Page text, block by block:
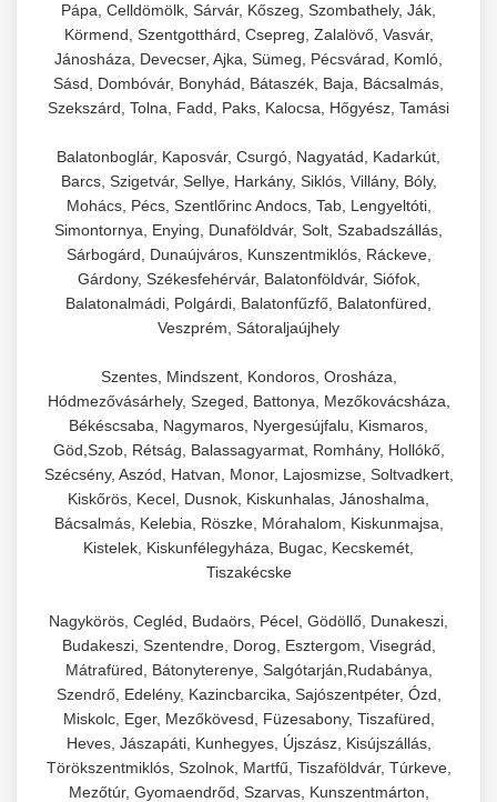
Pápa, Celldömölk, Sárvár, Kőszeg, Szombathely, Ják,
Körmend, Szentgotthárd, Csepreg, Zalalövő, Vasvár,
Jánosháza, Devecser, Ajka, Sümeg, Pécsvárad, Komló,
Sásd, Dombóvár, Bonyhád, Bátaszék, Baja, Bácsalmás,
Szekszárd, Tolna, Fadd, Paks, Kalocsa, Hőgyész, Tamási
Balatonboglár, Kaposvár, Csurgó, Nagyatád, Kadarkút,
Barcs, Szigetvár, Sellye, Harkány, Siklós, Villány, Bóly,
Mohács, Pécs, Szentlőrinc Andocs, Tab, Lengyeltóti,
Simontornya, Enying, Dunaföldvár, Solt, Szabadszállás,
Sárbogárd, Dunaújváros, Kunszentmiklós, Ráckeve,
Gárdony, Székesfehérvár, Balatonföldvár, Siófok,
Balatonalmádi, Polgárdi, Balatonfűzfő, Balatonfüred,
Veszprém, Sátoraljaújhely
Szentes, Mindszent, Kondoros, Orosháza,
Hódmezővásárhely, Szeged, Battonya, Mezőkovácsháza,
Békéscsaba, Nagymaros, Nyergesújfalu, Kismaros,
Göd,Szob, Rétság, Balassagyarmat, Romhány, Hollókő,
Szécsény, Aszód, Hatvan, Monor, Lajosmizse, Soltvadkert,
Kiskőrös, Kecel, Dusnok, Kiskunhalas, Jánoshalma,
Bácsalmás, Kelebia, Röszke, Mórahalom, Kiskunmajsa,
Kistelek, Kiskunfélegyháza, Bugac, Kecskemét,
Tiszakécske
Nagykörös, Cegléd, Budaörs, Pécel, Gödöllő, Dunakeszi,
Budakeszi, Szentendre, Dorog, Esztergom, Visegrád,
Mátrafüred, Bátonyterenye, Salgótarján,Rudabánya,
Szendrő, Edelény, Kazincbarcika, Sajószentpéter, Ózd,
Miskolc, Eger, Mezőkövesd, Füzesabony, Tiszafüred,
Heves, Jászapáti, Kunhegyes, Újszász, Kisújszállás,
Törökszentmiklós, Szolnok, Martfű, Tiszaföldvár, Túrkeve,
Mezőtúr, Gyomaendrőd, Szarvas, Kunszentmárton,